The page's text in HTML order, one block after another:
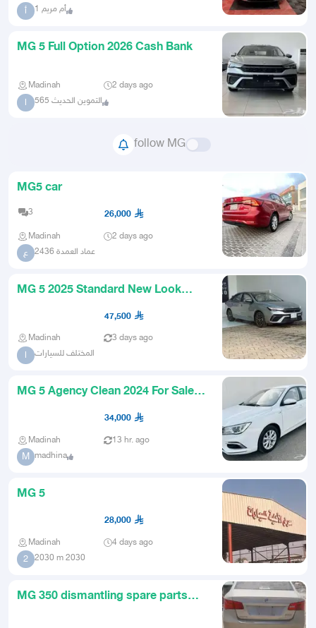
أ أم مريم 1
MG 5 Full Option 2026 Cash Bank
Madinah 2 days ago
ا التموين الحديث 565
follow MG
MG5 car
3 26,000
Madinah 2 days ago
ع عماد العمدة 2436
MG 5 2025 Standard New Look
47,500
Madinah 3 days ago
ا المختلف للسيارات
MG 5 Agency Clean 2024 For Sale
For Sale 34000 Thousand Riya
34,000
Madinah 13 hr. ago
M madhina
MG 5
28,000
Madinah 4 days ago
2 2030 m 2030
MG 350 dismantling spare parts